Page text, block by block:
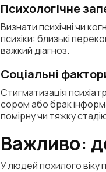
Психологічне
Визнати психічні чи
психіки: близькі
важкий діагноз.
Соціальні
Стигматизація
сором або брак
помірну чи тяжку
Важливо:
У людей похилого віку